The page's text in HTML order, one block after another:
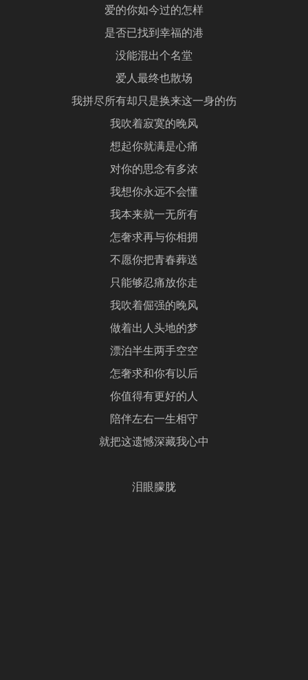
爱的你如今过的怎样
是否已找到幸福的港
没能混出个名堂
爱人最终也散场
我拼尽所有却只是换来这一身的伤
我吹着寂寞的晚风
想起你就满是心痛
对你的思念有多浓
我想你永远不会懂
我本来就一无所有
怎奢求再与你相拥
不愿你把青春葬送
只能够忍痛放你走
我吹着倔强的晚风
做着出人头地的梦
漂泊半生两手空空
怎奢求和你有以后
你值得有更好的人
陪伴左右一生相守
就把这遗憾深藏我心中
泪眼朦胧